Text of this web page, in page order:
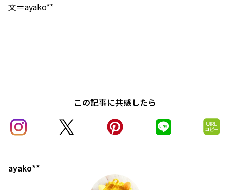
文＝ayako**
この記事に共感したら
ayako**